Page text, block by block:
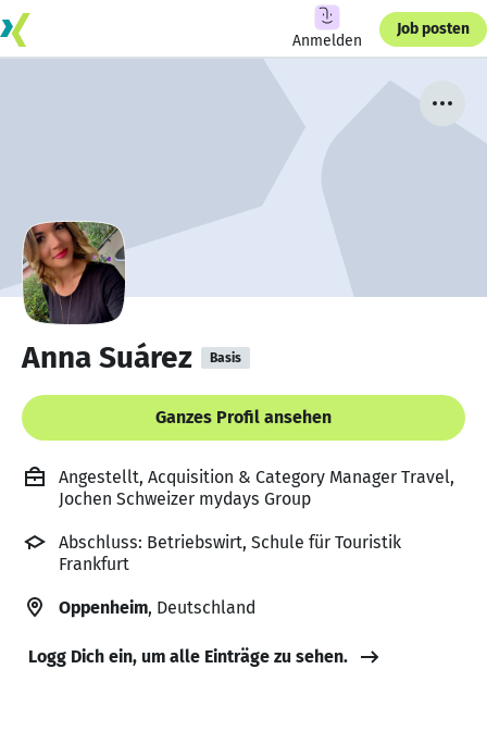
Anmelden
Job posten
Anna Suárez Basis
Ganzes Profil ansehen
Angestellt, Acquisition & Category Manager Travel,
Jochen Schweizer mydays Group
Abschluss: Betriebswirt, Schule für Touristik
Frankfurt
Oppenheim, Deutschland
Logg Dich ein, um alle Einträge zu sehen.